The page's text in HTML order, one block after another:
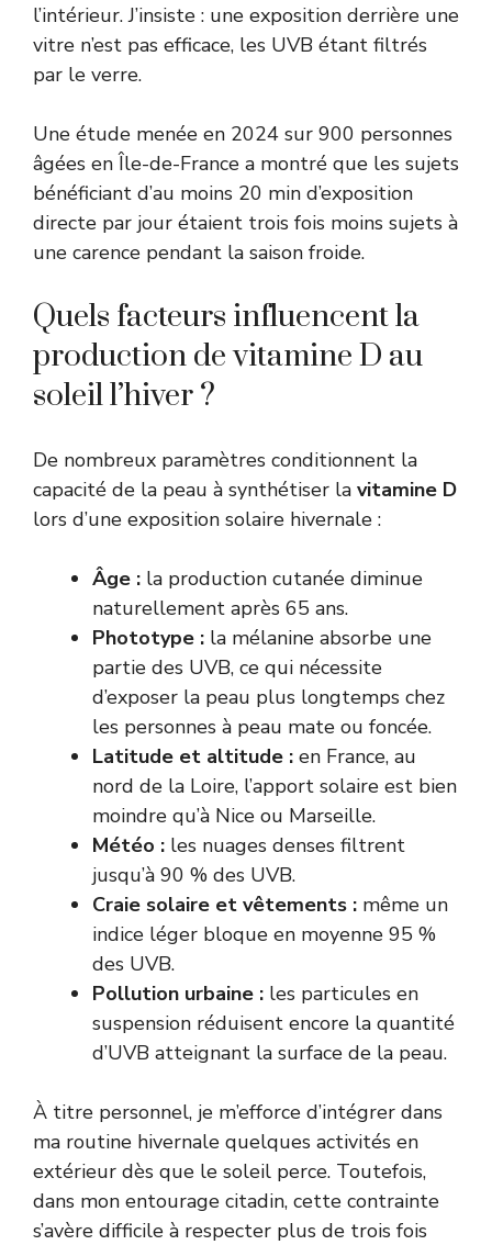
l’intérieur. J’insiste : une exposition derrière une
vitre n’est pas efficace, les UVB étant filtrés
par le verre.
Une étude menée en 2024 sur 900 personnes
âgées en Île-de-France a montré que les sujets
bénéficiant d’au moins 20 min d’exposition
directe par jour étaient trois fois moins sujets à
une carence pendant la saison froide.
Quels facteurs influencent la
production de vitamine D au
soleil l’hiver ?
De nombreux paramètres conditionnent la
capacité de la peau à synthétiser la vitamine D
lors d’une exposition solaire hivernale :
Âge : la production cutanée diminue
naturellement après 65 ans.
Phototype : la mélanine absorbe une
partie des UVB, ce qui nécessite
d’exposer la peau plus longtemps chez
les personnes à peau mate ou foncée.
Latitude et altitude : en France, au
nord de la Loire, l’apport solaire est bien
moindre qu’à Nice ou Marseille.
Météo : les nuages denses filtrent
jusqu’à 90 % des UVB.
Craie solaire et vêtements : même un
indice léger bloque en moyenne 95 %
des UVB.
Pollution urbaine : les particules en
suspension réduisent encore la quantité
d’UVB atteignant la surface de la peau.
À titre personnel, je m’efforce d’intégrer dans
ma routine hivernale quelques activités en
extérieur dès que le soleil perce. Toutefois,
dans mon entourage citadin, cette contrainte
s’avère difficile à respecter plus de trois fois